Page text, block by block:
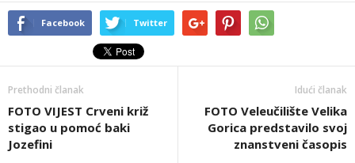
Facebook Twitter
Prethodni članak
FOTO VIJEST Crveni križ
stigao u pomoć baki
Jozefini
Idući članak
FOTO Veleučilište Velika
Gorica predstavilo svoj
znanstveni časopis